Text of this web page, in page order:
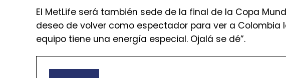
El MetLife será también sede de la final de la Copa
deseo de volver como espectador para ver a Colombia
equipo tiene una energía especial. Ojalá se dé”.